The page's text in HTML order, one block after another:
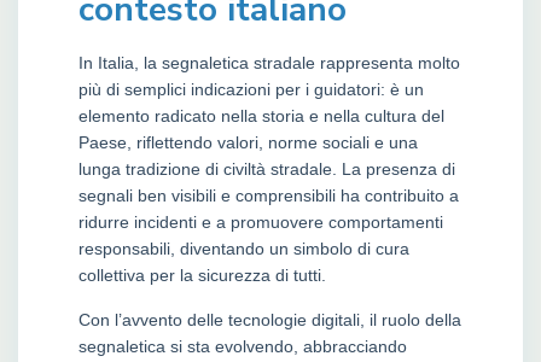
contesto italiano
In Italia, la segnaletica stradale rappresenta molto
più di semplici indicazioni per i guidatori: è un
elemento radicato nella storia e nella cultura del
Paese, riflettendo valori, norme sociali e una
lunga tradizione di civiltà stradale. La presenza di
segnali ben visibili e comprensibili ha contribuito a
ridurre incidenti e a promuovere comportamenti
responsabili, diventando un simbolo di cura
collettiva per la sicurezza di tutti.
Con l’avvento delle tecnologie digitali, il ruolo della
segnaletica si sta evolvendo, abbracciando